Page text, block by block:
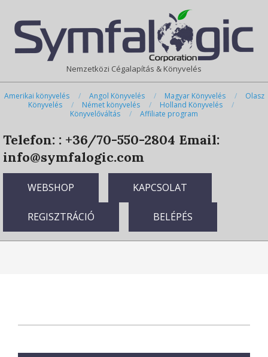
content
Navigation
Menu
Nemzetközi Cégalapítás & Könyvelés
Amerikai könyvelés Angol Könyvelés Magyar Könyvelés
Olasz
Könyvelés
Német könyvelés
Holland Könyvelés
Könyvelőváltás
Affiliate program
Telefon: : +36/70-550-2804 Email:
info@symfalogic.com
WEBSHOP KAPCSOLAT
REGISZTRÁCIÓ BELÉPÉS